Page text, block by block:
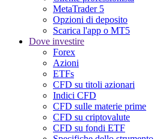
MetaTrader 5
Opzioni di deposito
Scarica l'app o MT5
Dove investire
Forex
Azioni
ETFs
CFD su titoli azionari
Indici CFD
CFD sulle materie prime
CFD su criptovalute
CFD su fondi ETF